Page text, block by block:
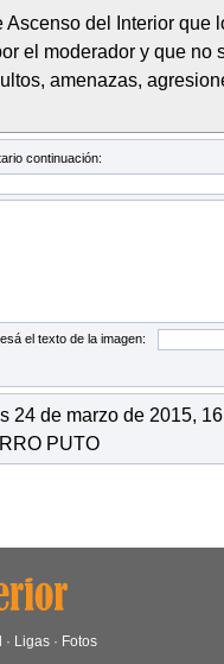
del Interior que
el moderador y que no
amenazas,
continuación:
el texto de la imagen:
24 de marzo de 2015,
PUTO
· Ligas · Fotos